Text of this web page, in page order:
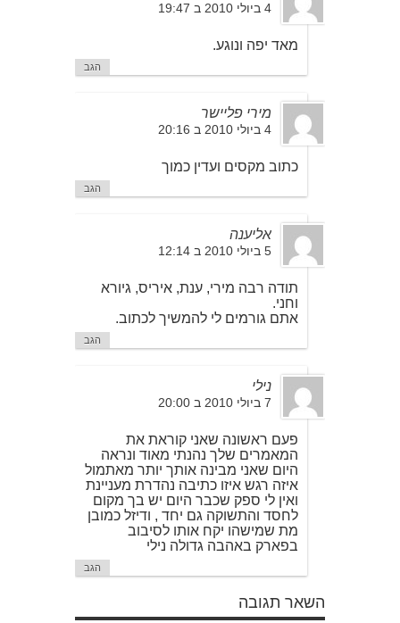
4 ביולי 2010 ב 19:47
מאד יפה ונוגע.
הגב
מירי פליישר
4 ביולי 2010 ב 20:16
כתוב מקסים ועדין כמוך
הגב
אליענה
5 ביולי 2010 ב 12:14
תודה רבה מירי, ענת, איריס, גיורא
וחני.
אתם גורמים לי להמשיך לכתוב.
הגב
נילי
7 ביולי 2010 ב 20:00
פעם ראשונה שאני קוראת את
המאמרים שלך נהנתי מאוד ונראה
היום שאני מבינה אותך יותר מאתמול
איזה רגש איזו כתיבה נהדרת מעניינת
ואין לי ספק שכבר היום יש בך מקום
לחסד והתשוקה גם יחד , ודיזל כמובן
מת שמישהו יקח אותו לסיבוב
בפארק באהבה גדולה נילי
הגב
השאר תגובה